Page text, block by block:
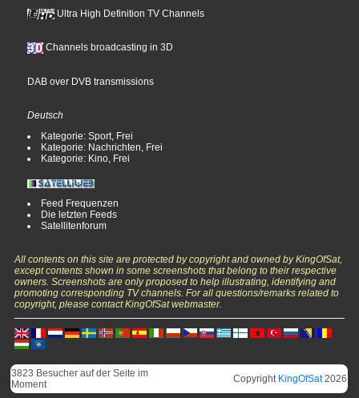
Ultra High Definition TV Channels
Channels broadcasting in 3D
DAB over DVB transmissions
Deutsch
Kategorie: Sport, Frei
Kategorie: Nachrichten, Frei
Kategorie: Kino, Frei
Feed Frequenzen
Die letzten Feeds
Satellitenforum
All contents on this site are protected by copyright and owned by KingOfSat,
except contents shown in some screenshots that belong to their respective
owners. Screenshots are only proposed to help illustrating, identifying and
promoting corresponding TV channels. For all questions/remarks related to
copyright, please contact KingOfSat webmaster.
3823 Besucher auf der Seite im
Moment
Copyright KingOfSat2026